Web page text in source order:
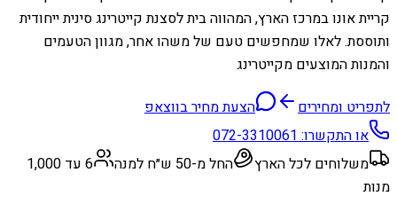
קריית אונו במרכז הארץ, המהווה בית לסצנת קייטרינג סינית ייחודית
ותוססת. לאלו שמחפשים טעם של משהו אחר, מגוון הטעמים
והמנות המוצעים מקייטרינג
לתפריט ומחירים
הצעת מחיר בווצאפ
או התקשרו:072-3310061
משלוחים לכל הארץ
החל מ-50 ש״ח למנה
6 עד 1,000
מנות